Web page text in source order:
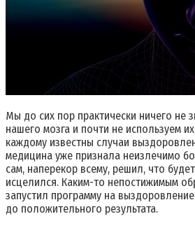
Мы до сих пор практически ничего не
нашего мозга и почти не используем
каждому известны случаи
медицина уже признала неизлечимо
сам, наперекор всему, решил, что
исцелился. Каким-то непостижимым
запустил программу на
до положительного результата.